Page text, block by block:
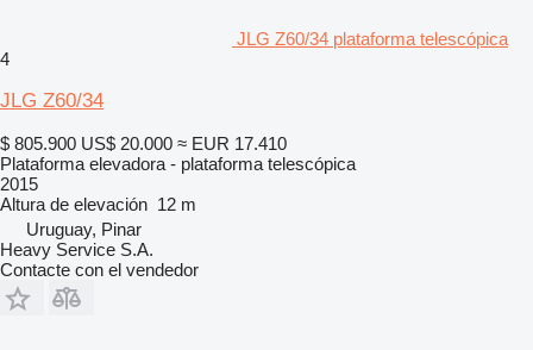
JLG Z60/34 plataforma telescópica
4
JLG Z60/34
$ 805.900 US$ 20.000 ≈ EUR 17.410
Plataforma elevadora - plataforma telescópica
2015
Altura de elevación 12 m
Uruguay, Pinar
Heavy Service S.A.
Contacte con el vendedor